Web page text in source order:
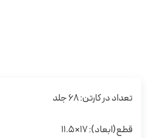
تعداد در کارتن: 68 جلد
قطع(ابعاد): 17×11.5